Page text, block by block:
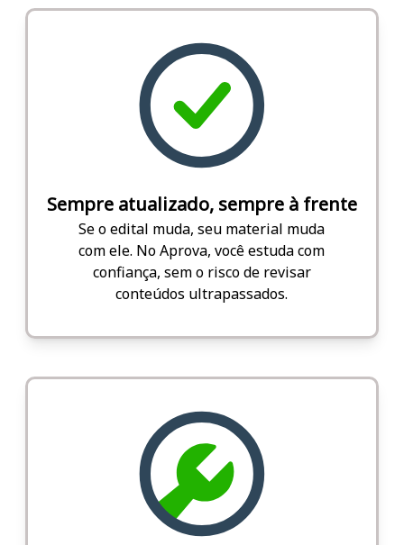
Sempre atualizado, sempre à frente
Se o edital muda, seu material muda
com ele. No Aprova, você estuda com
confiança, sem o risco de revisar
conteúdos ultrapassados.